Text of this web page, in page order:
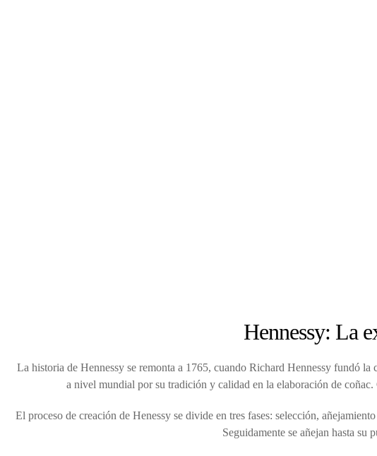
Hennessy: La
La historia de Hennessy se remonta a 1765, cuando Richard Hennessy fundó
a nivel mundial por su tradición y calidad en la elaboración de
El proceso de creación de Henessy se divide en tres fases: selección,
Seguidamente se añejan hasta su